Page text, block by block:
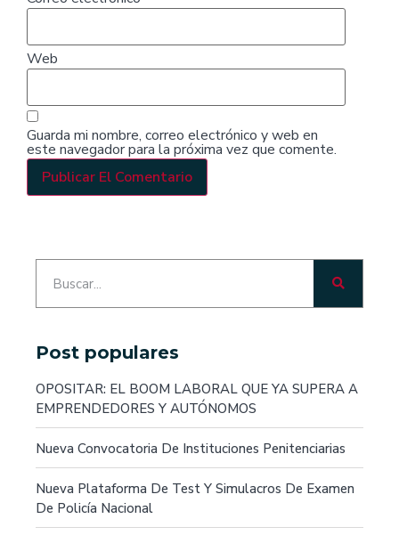
Web
Guarda mi nombre, correo electrónico y web en
este navegador para la próxima vez que comente.
Post populares
OPOSITAR: EL BOOM LABORAL QUE YA SUPERA A
EMPRENDEDORES Y AUTÓNOMOS
Nueva Convocatoria De Instituciones Penitenciarias
Nueva Plataforma De Test Y Simulacros De Examen
De Policía Nacional